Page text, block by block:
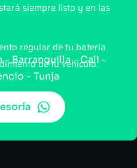
siempre listo y en las
regular de tu batería
de tu vehículo.
Barranquilla - Cali -
- Tunja